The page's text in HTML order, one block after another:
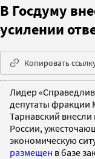
В Госдуму
усилении
Копировать
Лидер
депутаты фракции
Тарнавский внесли
России,
экономическую
размещен в базе